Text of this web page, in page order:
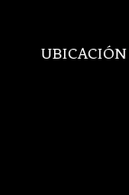
UBICACIÓN